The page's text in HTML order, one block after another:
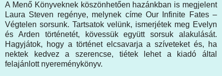
A Menő Könyveknek köszönhetően hazánkban is megjelent
Laura Steven regénye, melynek címe Our ​Infinite Fates –
Végtelen sorsunk. Tartsatok velünk, ismerjétek meg Evelyn
és Arden történetét, kövessük együtt sorsuk alakulását.
Hagyjátok, hogy a történet elcsavarja a szíveteket és, ha
nektek kedvez a szerencse, tiétek lehet a kiadó által
felajánlott nyereménykönyv.